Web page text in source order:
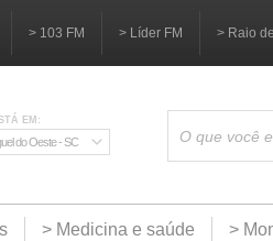
> 103 FM > Líder FM > Raio
EM:
do Oeste - SC
> Medicina e saúde >